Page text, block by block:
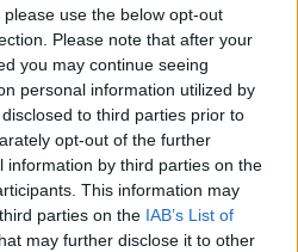
use the below opt-out
Please note that after your
you may continue seeing
personal information utilized by
to third parties prior to
opt-out of the further
information by third parties on the
This information may
parties on the IAB’s List of
may further disclose it to other